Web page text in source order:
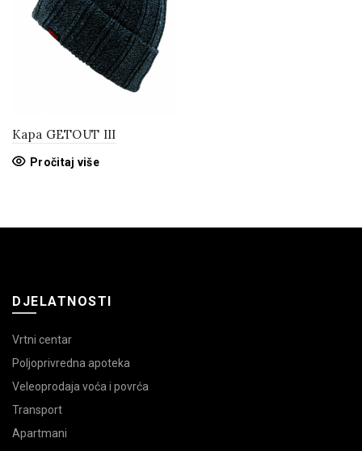
Kapa GETOUT III
Pročitaj više
DJELATNOSTI
Vrtni centar
Poljoprivredna apoteka
Veleoprodaja voća i povrća
Transport
Apartmani